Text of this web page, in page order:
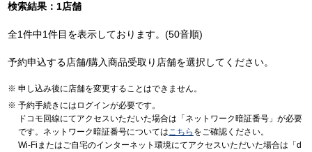
検索結果：1店舗
全1件中1件目を表示しております。(50音順)
予約申込する店舗/購入商品受取り店舗を選択してください。
申し込み後に店舗を変更することはできません。
予約手続きにはログインが必要です。
ドコモ回線にてアクセスいただいた場合は「ネットワーク暗証番号」が必要
です。ネットワーク暗証番号についてはこちら をご確認ください。
Wi-Fiまたはご自宅のインターネット環境にてアクセスいただいた場合は「d